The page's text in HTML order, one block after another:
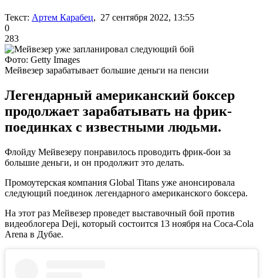
Текст: Артем Карабец, 27 сентября 2022, 13:55
0
283
Фото: Getty Images
Мейвезер зарабатывает большие деньги на пенсии
Легендарный американский боксер
продолжает зарабатывать на фрик-
поединках с известными людьми.
Флойду Мейвезеру понравилось проводить фрик-бои за
большие деньги, и он продолжит это делать.
Промоутерская компания Global Titans уже анонсировала
следующий поединок легендарного американского боксера.
На этот раз Мейвезер проведет выставочный бой против
видеоблогера Deji, который состоится 13 ноября на Coca-Cola
Arena в Дубае.